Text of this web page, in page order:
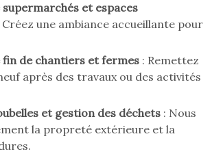
et espaces
une ambiance accueillante pour
de chantiers et fermes : Remettez
après des travaux ou des activités
et gestion des déchets : Nous
la propreté extérieure et la